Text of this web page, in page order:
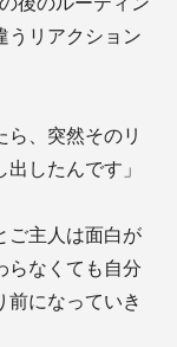
うリアクション
ら、突然そのリ
したんです」
ご主人は面白が
らなくても自分
前になっていき